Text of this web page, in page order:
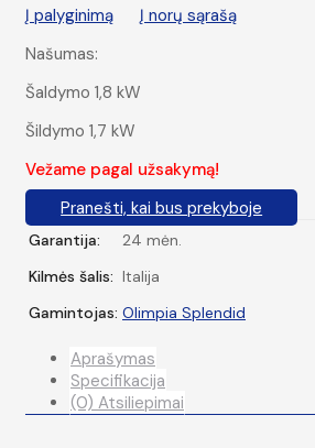
Į palyginimą
Į norų sąrašą
Našumas:
Šaldymo 1,8 kW
Šildymo 1,7 kW
Vežame pagal užsakymą!
Pranešti, kai bus prekyboje
Garantija:
24 mėn.
Kilmės šalis: Italija
Gamintojas: Olimpia Splendid
Aprašymas
Specifikacija
(0) Atsiliepimai